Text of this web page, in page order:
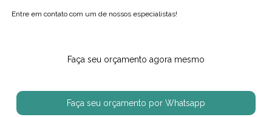
Entre em contato com um de nossos especialistas!
Faça seu orçamento agora mesmo
Faça seu orçamento por Whatsapp